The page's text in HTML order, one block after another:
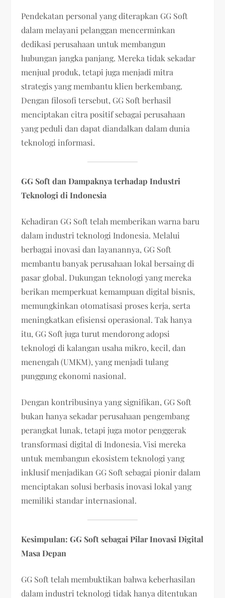
Pendekatan personal yang diterapkan GG Soft
dalam melayani pelanggan mencerminkan
dedikasi perusahaan untuk membangun
hubungan jangka panjang. Mereka tidak sekadar
menjual produk, tetapi juga menjadi mitra
strategis yang membantu klien berkembang.
Dengan filosofi tersebut, GG Soft berhasil
menciptakan citra positif sebagai perusahaan
yang peduli dan dapat diandalkan dalam dunia
teknologi informasi.
GG Soft dan Dampaknya terhadap Industri
Teknologi di Indonesia
Kehadiran GG Soft telah memberikan warna baru
dalam industri teknologi Indonesia. Melalui
berbagai inovasi dan layanannya, GG Soft
membantu banyak perusahaan lokal bersaing di
pasar global. Dukungan teknologi yang mereka
berikan memperkuat kemampuan digital bisnis,
memungkinkan otomatisasi proses kerja, serta
meningkatkan efisiensi operasional. Tak hanya
itu, GG Soft juga turut mendorong adopsi
teknologi di kalangan usaha mikro, kecil, dan
menengah (UMKM), yang menjadi tulang
punggung ekonomi nasional.
Dengan kontribusinya yang signifikan, GG Soft
bukan hanya sekadar perusahaan pengembang
perangkat lunak, tetapi juga motor penggerak
transformasi digital di Indonesia. Visi mereka
untuk membangun ekosistem teknologi yang
inklusif menjadikan GG Soft sebagai pionir dalam
menciptakan solusi berbasis inovasi lokal yang
memiliki standar internasional.
Kesimpulan: GG Soft sebagai Pilar Inovasi Digital
Masa Depan
GG Soft telah membuktikan bahwa keberhasilan
dalam industri teknologi tidak hanya ditentukan